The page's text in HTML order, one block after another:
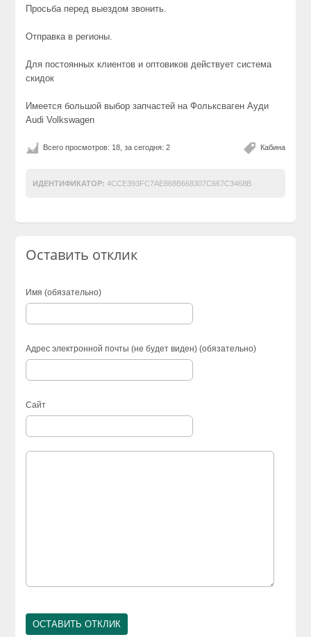
Просьба перед выездом звонить.
Отправка в регионы.
Для постоянных клиентов и оптовиков действует система
скидок
Имеется большой выбор запчастей на Фольксваген Ауди
Audi Volkswagen
Кабина
Всего просмотров: 18, за сегодня: 2
ИДЕНТИФИКАТОР: 4CCE393FC7AE868B668307C667C3468B
Оставить отклик
Имя (обязательно)
Адрес электронной почты (не будет виден) (обязательно)
Сайт